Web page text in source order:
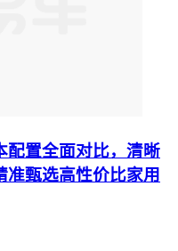
配置全面对比，清晰
准甄选高性价比家用